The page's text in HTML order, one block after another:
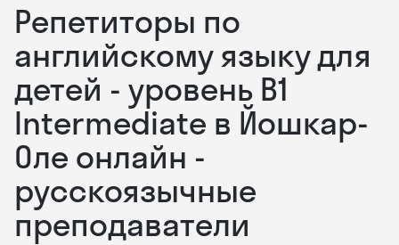
Репетиторы по
английскому языку для
детей - уровень B1
Intermediate в Йошкар-
Оле онлайн -
русскоязычные
преподаватели
Skysmart Chat